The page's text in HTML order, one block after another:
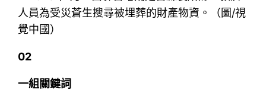
人員為受災蒼生搜尋被埋葬的財產物資。（圖/視
覺中國）
02
一組關鍵詞